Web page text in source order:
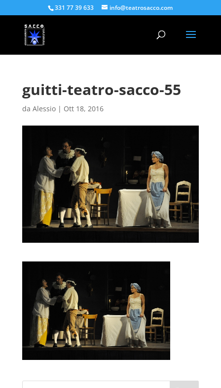
331 77 39 633 info@teatrosacco.com
guitti-teatro-sacco-55
da Alessio| Ott 18, 2016